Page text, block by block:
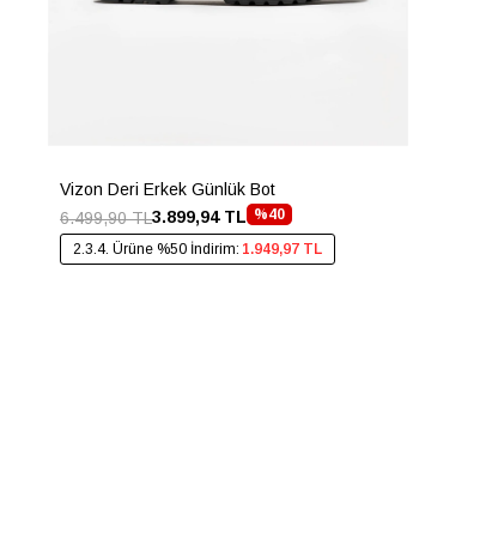
Vizon Deri Erkek Günlük Bot
%40
3.899,94 TL
6.499,90 TL
2.3.4. Ürüne %50 İndirim: 1.949,97 TL